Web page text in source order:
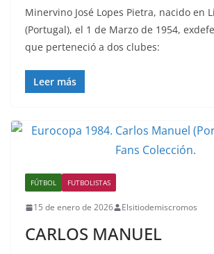
Minervino José Lopes Pietra, nacido en
(Portugal), el 1 de Marzo de 1954,
que perteneció a dos clubes:
Leer más
FÚTBOL FUTBOLISTAS
15 de enero de 2026 Elsitiodemiscromos
CARLOS MANUEL